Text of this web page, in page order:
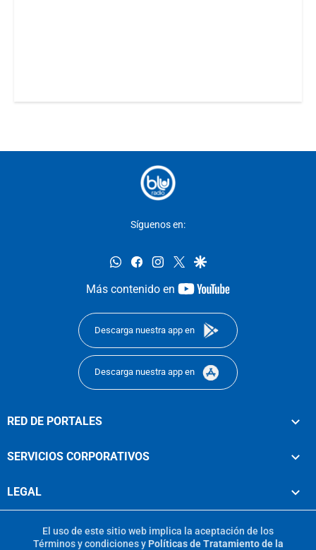
Síguenos en:
whatsappfacebookinstagram
twittergoogle
Más contenido en
youtube-
Descarga nuestra app en
Descarga nuestra app en
RED DE PORTALES
SERVICIOS CORPORATIVOS
LEGAL
El uso de este sitio web implica la aceptación de los
Términos y condicionesy Políticas de Tratamiento de la